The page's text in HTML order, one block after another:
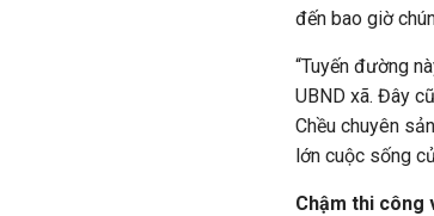
đến bao giờ
“Tuyến đường
UBND xã. Đây
Chều chuyên
lớn cuộc sống
Chậm thi công